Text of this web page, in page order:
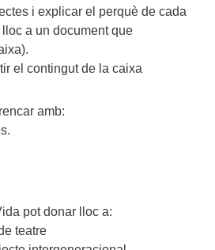
i explicar el perquè de cada
a un document que
el contingut de la caixa
amb:
pot donar lloc a:
teatre